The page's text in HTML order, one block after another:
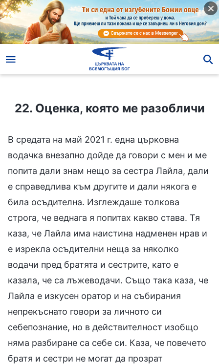
22. Оценка, която ме разобличи
22. Оценка, която ме разобличи
В средата на май 2021 г. една църковна
водачка внезапно дойде да говори с мен и ме
попита дали знам нещо за сестра Лайла, дали
е справедлива към другите и дали някога е
била осъдителна. Изглеждаше толкова
строга, че веднага я попитах какво става. Тя
каза, че Лайла има наистина надменен нрав и
е изрекла осъдителни неща за няколко
водачи пред братята и сестрите, като е
казала, че са лъжеводачи. Също така каза, че
Лайла е изкусен оратор и на събирания
непрекъснато говори за личното си
себепознание, но в действителност изобщо
няма разбиране са себе си. Каза, че повечето
братя и сестри не могат да прозрат